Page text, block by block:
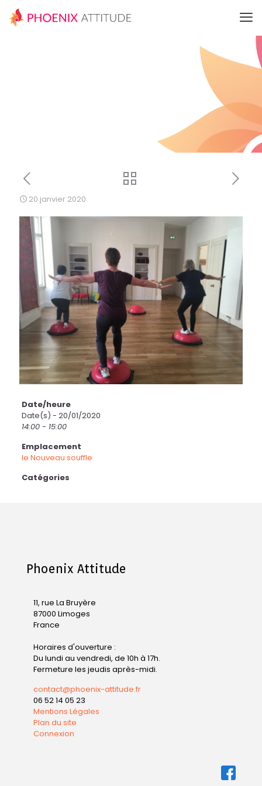
20 janvier 2020
Date/heure
Date(s) - 20/01/2020
14:00 - 15:00
Emplacement
le Nouveau souffle
Catégories
Phoenix Attitude
11, rue La Bruyère
87000 Limoges
France
Horaires d'ouverture :
Du lundi au vendredi, de 10h à 17h.
Fermeture les jeudis après-midi.
contact@phoenix-attitude.fr
06 52 14 05 23
Mentions Légales
Plan du site
Connexion